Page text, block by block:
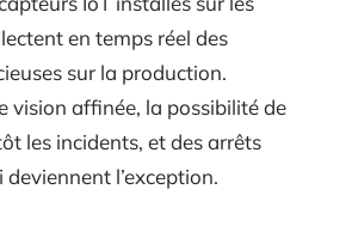
en temps réel des
sur la production.
vision affinée, la possibilité de
les incidents, et des arrêts
l’exception.